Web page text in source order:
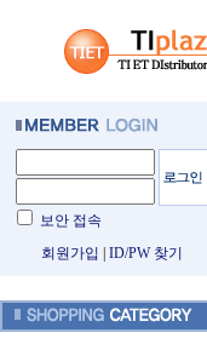
보안 접속
회원가입
ID/PW 찾기